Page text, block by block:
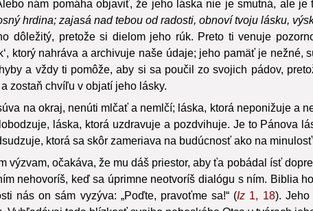
nám pomáha objaviť, že jeho láska nie je smutná, ale
hrdina; zajasá nad tebou od radosti, obnoví tvoju lásku,
dôležitý, pretože si dielom jeho rúk. Preto ti venuje
ktorý nahráva a archivuje naše údaje; jeho pamäť je nežné,
a vždy ti pomôže, aby si sa poučil zo svojich pádov,
zostaň chvíľu v objatí jeho lásky.
na okraj, nenúti mlčať a nemlčí; láska, ktorá neponižuje a
láska, ktorá uzdravuje a pozdvihuje. Je to Pánova
ktorá sa skôr zameriava na budúcnosť ako na
výzvam, očakáva, že mu dáš priestor, aby ťa pobádal ísť
nehovoríš, keď sa úprimne neotvoríš dialógu s ním. Biblia
nás on sám vyzýva: „Poďte, pravoťme sa!“ (Iz 1, 18). Jeho